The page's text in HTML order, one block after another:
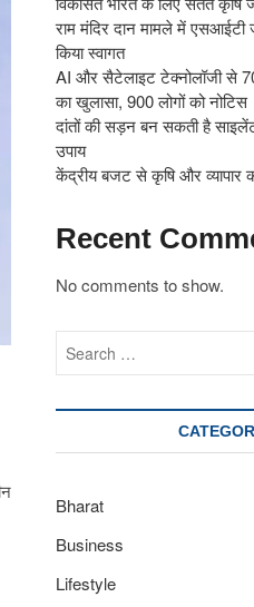
राम मंदिर दान मामले में
किया स्वागत
AI और सैटेलाइट टेक्नोलॉजी से
का खुलासा, 900 लोगों को नोटिस
दांतों की सड़न बन सकती है
उपाय
केंद्रीय बजट से कृषि और व्यापार
Recent
No comments to show.
Bharat
Business
Lifestyle